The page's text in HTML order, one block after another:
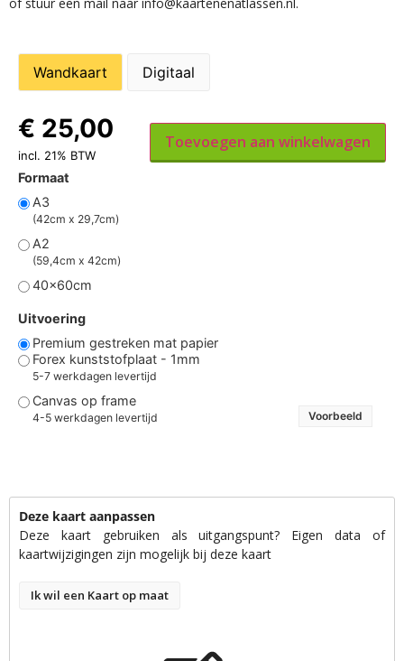
Wandkaart Digitaal
Formaat
A3
(42cm x 29,7cm)
A2
(59,4cm x 42cm)
40x60cm
Uitvoering
Premium gestreken mat papier
Forex kunststofplaat - 1mm
5-7 werkdagen levertijd
Canvas op frame
4-5 werkdagen levertijd Voorbeeld
€ 25,00
incl. 21% BTW
Toevoegen aan winkelwagen
Deze kaart aanpassen
Deze kaart gebruiken als uitgangspunt? Eigen data of
kaartwijzigingen zijn mogelijk bij deze kaart
Ik wil een Kaart op maat